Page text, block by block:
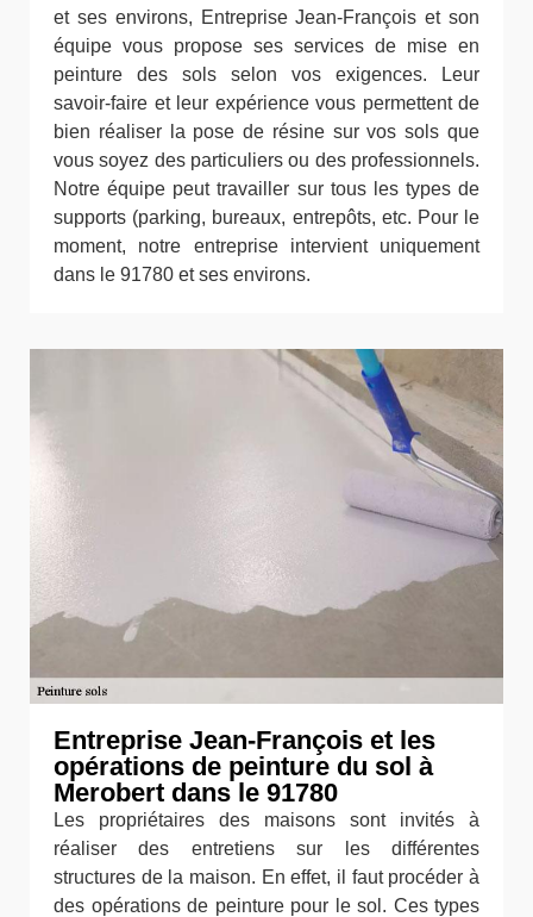
et ses environs, Entreprise Jean-François et son
équipe vous propose ses services de mise en
peinture des sols selon vos exigences. Leur
savoir-faire et leur expérience vous permettent de
bien réaliser la pose de résine sur vos sols que
vous soyez des particuliers ou des professionnels.
Notre équipe peut travailler sur tous les types de
supports (parking, bureaux, entrepôts, etc. Pour le
moment, notre entreprise intervient uniquement
dans le 91780 et ses environs.
Entreprise Jean-François et les
opérations de peinture du sol à
Merobert dans le 91780
Les propriétaires des maisons sont invités à
réaliser des entretiens sur les différentes
structures de la maison. En effet, il faut procéder à
des opérations de peinture pour le sol. Ces types